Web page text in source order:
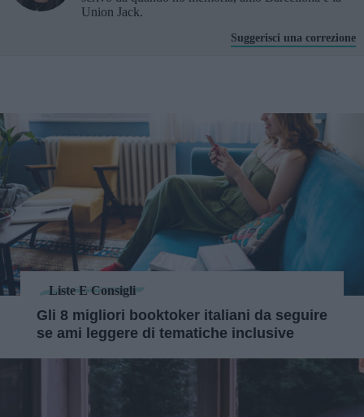
Union Jack.
Suggerisci una correzione
Liste E Consigli
Gli 8 migliori booktoker italiani da seguire
se ami leggere di tematiche inclusive